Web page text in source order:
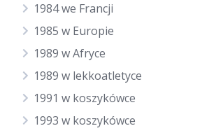
1984 we Francji
1985 w Europie
1989 w Afryce
1989 w lekkoatletyce
1991 w koszykówce
1993 w koszykówce